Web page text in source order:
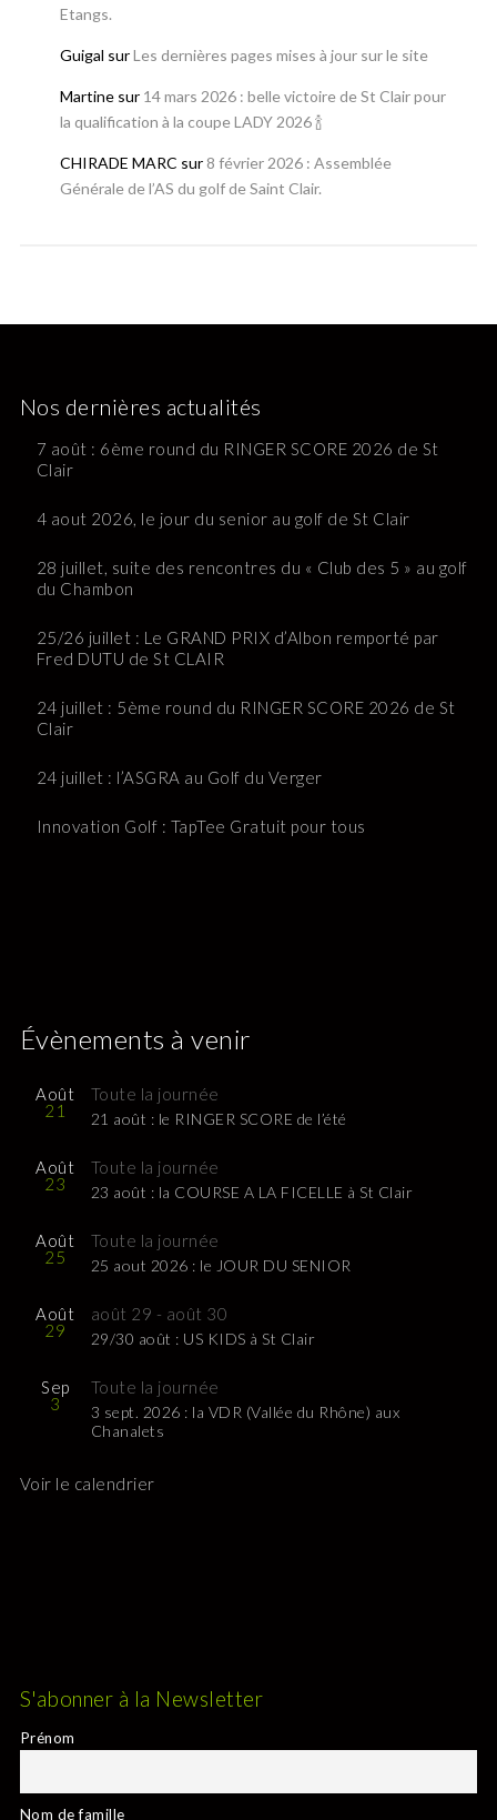
Etangs.
Guigal surLes dernières pages mises à jour sur le site
Martinesur 14 mars 2026 : belle victoire de St Clair pour
la qualification à la coupe LADY 2026 🍾
CHIRADE MARC sur 8 février 2026 : Assemblée
Générale de l’AS du golf de Saint Clair.
Nos dernières actualités
7 août : 6ème round du RINGER SCORE 2026 de St
Clair
4 aout 2026, le jour du senior au golf de St Clair
28 juillet, suite des rencontres du « Club des 5 » au golf
du Chambon
25/26 juillet : Le GRAND PRIX d’Albon remporté par
Fred DUTU de St CLAIR
24 juillet : 5ème round du RINGER SCORE 2026 de St
Clair
24 juillet : l’ASGRA au Golf du Verger
Innovation Golf : TapTee Gratuit pour tous
Évènements à venir
Août
21
Toute la journée
21 août : le RINGER SCORE de l’été
Août
23
Toute la journée
23 août : la COURSE A LA FICELLE à St Clair
Août
25
Toute la journée
25 aout 2026 : le JOUR DU SENIOR
Août
29
août 29 - août 30
29/30 août : US KIDS à St Clair
Sep
3
Toute la journée
3 sept. 2026 : la VDR (Vallée du Rhône) aux
Chanalets
Voir le calendrier
S'abonner à la Newsletter
Prénom
Nom de famille